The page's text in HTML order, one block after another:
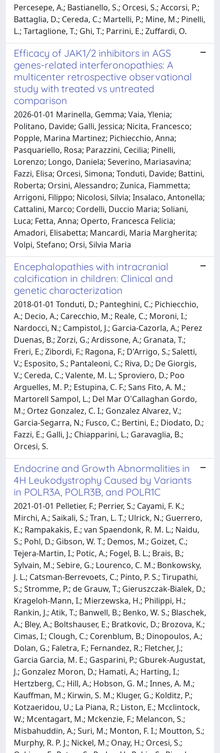
Percesepe, A.; Bastianello, S.; Orcesi, S.; Accorsi, P.;
Battaglia, D.; Cereda, C.; Martelli, P.; Mine, M.; Pinelli,
L.; Tartaglione, T.; Ghi, T.; Parrini, E.; Zuffardi, O.
Efficacy of JAK1/2 inhibitors in AGS
genes-related interferonopathies: A
multicenter retrospective observational
study with treated vs untreated
comparison
2026-01-01 Marinella, Gemma; Vaia, Ylenia;
Politano, Davide; Galli, Jessica; Nicita, Francesco;
Popple, Marina Martinez; Pichiecchio, Anna;
Pasquariello, Rosa; Parazzini, Cecilia; Pinelli,
Lorenzo; Longo, Daniela; Severino, Mariasavina;
Fazzi, Elisa; Orcesi, Simona; Tonduti, Davide; Battini,
Roberta; Orsini, Alessandro; Zunica, Fiammetta;
Arrigoni, Filippo; Nicolosi, Silvia; Insalaco, Antonella;
Cattalini, Marco; Cordelli, Duccio Maria; Soliani,
Luca; Fetta, Anna; Operto, Francesca Felicia;
Amadori, Elisabetta; Mancardi, Maria Margherita;
Volpi, Stefano; Orsi, Silvia Maria
Encephalopathies with intracranial
calcification in children: Clinical and
genetic characterization
2018-01-01 Tonduti, D.; Panteghini, C.; Pichiecchio,
A.; Decio, A.; Carecchio, M.; Reale, C.; Moroni, I.;
Nardocci, N.; Campistol, J.; Garcia-Cazorla, A.; Perez
Duenas, B.; Zorzi, G.; Ardissone, A.; Granata, T.;
Freri, E.; Zibordi, F.; Ragona, F.; D'Arrigo, S.; Saletti,
V.; Esposito, S.; Pantaleoni, C.; Riva, D.; De Giorgis,
V.; Cereda, C.; Valente, M. L.; Sproviero, D.; Poo
Arguelles, M. P.; Estupina, C. F.; Sans Fito, A. M.;
Martorell Sampol, L.; Del Mar O'Callaghan Gordo,
M.; Ortez Gonzalez, C. I.; Gonzalez Alvarez, V.;
Garcia-Segarra, N.; Fusco, C.; Bertini, E.; Diodato, D.;
Fazzi, E.; Galli, J.; Chiapparini, L.; Garavaglia, B.;
Orcesi, S.
Endocrine and Growth Abnormalities in
4H Leukodystrophy Caused by Variants
in POLR3A, POLR3B, and POLR1C
2021-01-01 Pelletier, F.; Perrier, S.; Cayami, F. K.;
Mirchi, A.; Saikali, S.; Tran, L. T.; Ulrick, N.; Guerrero,
K.; Rampakakis, E.; van Spaendonk, R. M. L.; Naidu,
S.; Pohl, D.; Gibson, W. T.; Demos, M.; Goizet, C.;
Tejera-Martin, I.; Potic, A.; Fogel, B. L.; Brais, B.;
Sylvain, M.; Sebire, G.; Lourenco, C. M.; Bonkowsky,
J. L.; Catsman-Berrevoets, C.; Pinto, P. S.; Tirupathi,
S.; Stromme, P.; de Grauw, T.; Gieruszczak-Bialek, D.;
Krageloh-Mann, I.; Mierzewska, H.; Philippi, H.;
Rankin, J.; Atik, T.; Banwell, B.; Benko, W. S.; Blaschek,
A.; Bley, A.; Boltshauser, E.; Bratkovic, D.; Brozova, K.;
Cimas, I.; Clough, C.; Corenblum, B.; Dinopoulos, A.;
Dolan, G.; Faletra, F.; Fernandez, R.; Fletcher, J.;
Garcia Garcia, M. E.; Gasparini, P.; Gburek-Augustat,
J.; Gonzalez Moron, D.; Hamati, A.; Harting, I.;
Hertzberg, C.; Hill, A.; Hobson, G. M.; Innes, A. M.;
Kauffman, M.; Kirwin, S. M.; Kluger, G.; Kolditz, P.;
Kotzaeridou, U.; La Piana, R.; Liston, E.; Mcclintock,
W.; Mcentagart, M.; Mckenzie, F.; Melancon, S.;
Misbahuddin, A.; Suri, M.; Monton, F. I.; Moutton, S.;
Murphy, R. P. J.; Nickel, M.; Onay, H.; Orcesi, S.;